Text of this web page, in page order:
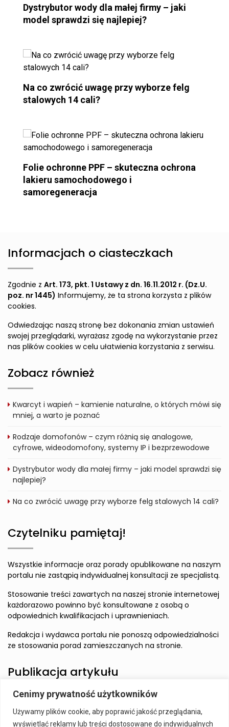
Cenimy prywatność użytkowników
Używamy plików cookie, aby poprawić jakość przeglądania,
wyświetlać reklamy lub treści dostosowane do indywidualnych
Dystrybutor wody dla małej firmy – jaki
model sprawdzi się najlepiej?
Na co zwrócić uwagę przy wyborze felg
stalowych 14 cali?
Folie ochronne PPF – skuteczna ochrona
lakieru samochodowego i
samoregeneracja
Informacjach o ciasteczkach
Zgodnie z Art. 173, pkt. 1 Ustawy z dn. 16.11.2012 r. (Dz.U.
poz. nr 1445) Informujemy, że ta strona korzysta z plików
cookies.
Odwiedzając naszą stronę bez dokonania zmian ustawień
swojej przeglądarki, wyrażasz zgodę na wykorzystanie przez
nas plików cookies w celu ułatwienia korzystania z serwisu.
Zobacz również
Kwarcyt i wapień – kamienie naturalne, o których mówi się
mniej, a warto je poznać
Rodzaje domofonów – czym różnią się analogowe,
cyfrowe, wideodomofony, systemy IP i bezprzewodowe
Dystrybutor wody dla małej firmy – jaki model sprawdzi się
najlepiej?
Na co zwrócić uwagę przy wyborze felg stalowych 14 cali?
Czytelniku pamiętaj!
Wszystkie informacje oraz porady opublikowane na naszym
portalu nie zastąpią indywidualnej konsultacji ze specjalistą.
Stosowanie treści zawartych na naszej stronie internetowej
każdorazowo powinno być konsultowane z osobą o
odpowiednich kwalifikacjach i uprawnieniach.
Redakcja i wydawca portalu nie ponoszą odpowiedzialności
ze stosowania porad zamieszczanych na stronie.
Publikacja artykułu
naszym serwisie.